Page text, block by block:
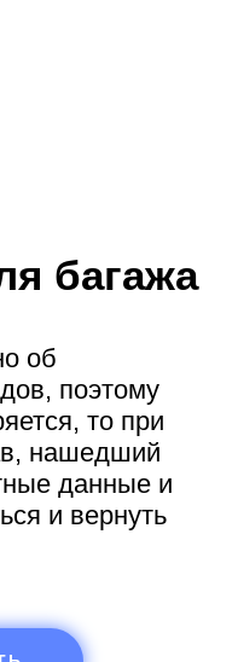
багажа
об
поэтому
то при
нашедший
данные и
и вернуть